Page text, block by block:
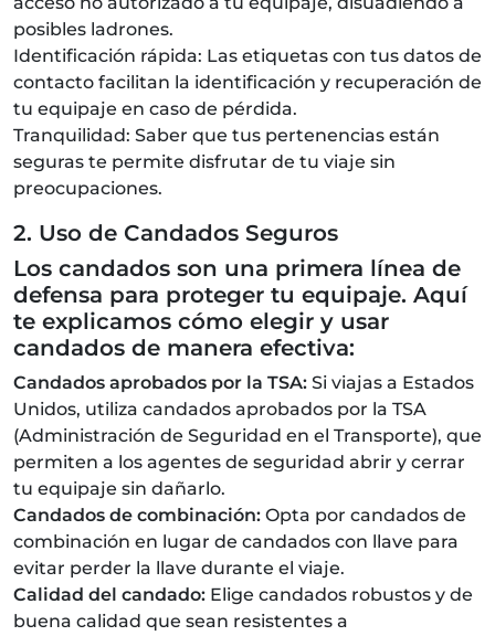
posibles ladrones.
Identificación rápida: Las etiquetas con tus datos de
contacto facilitan la identificación y recuperación de
tu equipaje en caso de pérdida.
Tranquilidad: Saber que tus pertenencias están
seguras te permite disfrutar de tu viaje sin
preocupaciones.
2. Uso de Candados Seguros
Los candados son una primera línea de
defensa para proteger tu equipaje. Aquí
te explicamos cómo elegir y usar
candados de manera efectiva:
Candados aprobados por la TSA: Si viajas a Estados
Unidos, utiliza candados aprobados por la TSA
(Administración de Seguridad en el Transporte), que
permiten a los agentes de seguridad abrir y cerrar
tu equipaje sin dañarlo.
Candados de combinación: Opta por candados de
combinación en lugar de candados con llave para
evitar perder la llave durante el viaje.
Calidad del candado: Elige candados robustos y de
buena calidad que sean resistentes a